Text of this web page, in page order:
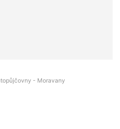
- Moravany